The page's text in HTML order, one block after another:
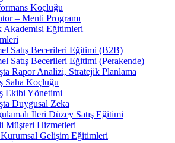
Koçluğu
– Menti Programı
Akademisi Eğitimleri
Satış Becerileri Eğitimi (B2B)
Satış Becerileri Eğitimi (Perakende)
Rapor Analizi, Stratejik Planlama
Saha Koçluğu
Ekibi Yönetimi
Duygusal Zeka
İleri Düzey Satış Eğitimi
Müşteri Hizmetleri
Gelişim Eğitimleri